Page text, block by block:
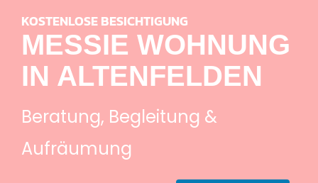
KOSTENLOSE BESICHTIGUNG
MESSIE WOHNUNG
IN ALTENFELDEN
Beratung, Begleitung &
Aufräumung